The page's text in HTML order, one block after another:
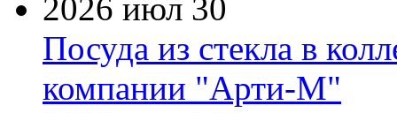
2026 июл 30
Посуда из стекла в
компании "Арти-М"